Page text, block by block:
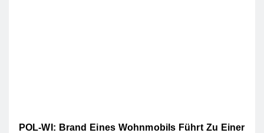
POL-WI: Brand Eines Wohnmobils Führt Zu Einer